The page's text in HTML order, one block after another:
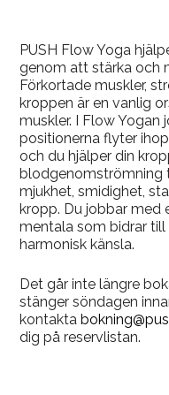
PUSH Flow Yoga
genom att stärka och
Förkortade muskler,
kroppen är en vanlig
muskler. I Flow
positionerna flyter
och du hjälper din
blodgenomströmning
mjukhet, smidighet,
kropp. Du jobbar med
mentala som bidrar
harmonisk känsla.
Det går inte längre
stänger söndagen
kontakta
dig på reservlistan.